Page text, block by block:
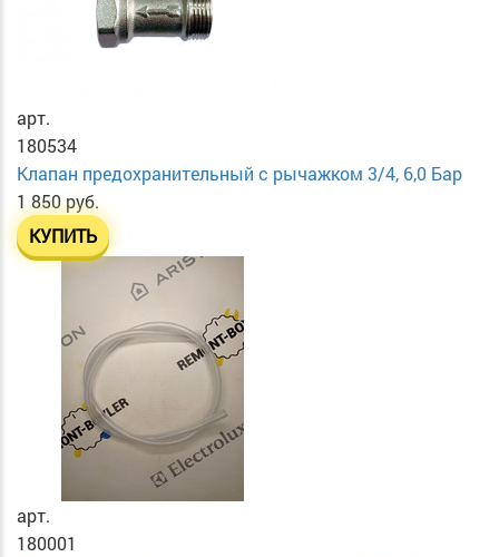
арт.
180534
Клапан предохранительный с рычажком 3/4, 6,0 Бар
1 850 руб.
КУПИТЬ
арт.
180001